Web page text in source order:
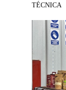
TÉCNICA